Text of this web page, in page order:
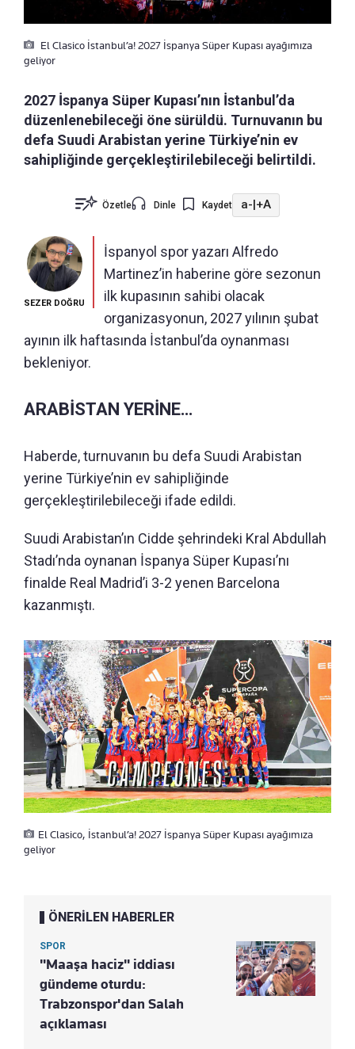
El Clasico İstanbul’a! 2027 İspanya Süper Kupası ayağımıza
geliyor
2027 İspanya Süper Kupası’nın İstanbul’da
düzenlenebileceği öne sürüldü. Turnuvanın bu
defa Suudi Arabistan yerine Türkiye’nin ev
sahipliğinde gerçekleştirilebileceği belirtildi.
Özetle Dinle Kaydet a-|+A
SEZER DOĞRU
İspanyol spor yazarı Alfredo
Martinez’in haberine göre sezonun
ilk kupasının sahibi olacak
organizasyonun, 2027 yılının şubat
ayının ilk haftasında İstanbul’da oynanması
bekleniyor.
ARABİSTAN YERİNE…
Haberde, turnuvanın bu defa Suudi Arabistan
yerine Türkiye’nin ev sahipliğinde
gerçekleştirilebileceği ifade edildi.
Suudi Arabistan’ın Cidde şehrindeki Kral Abdullah
Stadı’nda oynanan İspanya Süper Kupası’nı
finalde Real Madrid’i 3-2 yenen Barcelona
kazanmıştı.
El Clasico, İstanbul’a! 2027 İspanya Süper Kupası ayağımıza
geliyor
ÖNERİLEN HABERLER
SPOR
"Maaşa haciz" iddiası
gündeme oturdu:
Trabzonspor'dan Salah
açıklaması